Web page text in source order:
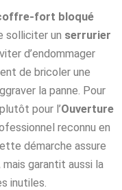
fort bloqué
solliciter un serrurier
d’endommager
de bricoler une
la panne. Pour
pour l’Ouverture
reconnu en
démarche assure
garantit aussi la
inutiles.